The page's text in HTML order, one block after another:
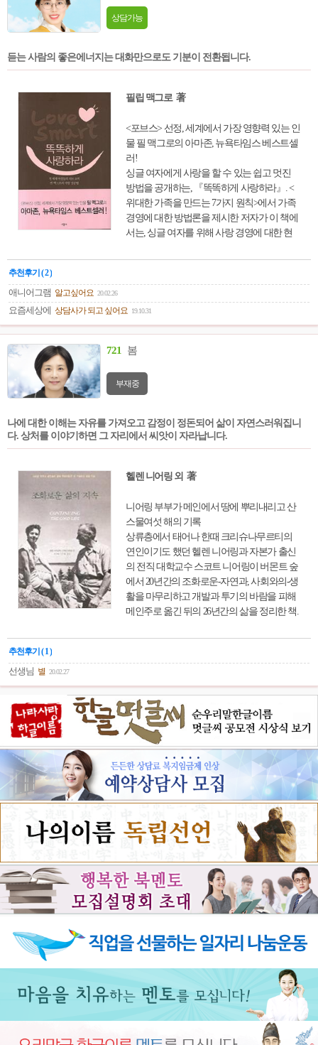
상담가능
듣는 사람의 좋은에너지는 대화만으로도 기분이 전환됩니다.
필립 맥그로 著
<포브스> 선정, 세계에서 가장 영향력 있는 인
물 필 맥그로의 아마존, 뉴욕타임스 베스트셀
러!
싱글 여자에게 사랑을 할 수 있는 쉽고 멋진
방법을 공개하는, 『똑똑하게 사랑하라』. <
위대한 가족을 만드는 7가지 원칙>에서 가족
경영에 대한 방법론을 제시한 저자가 이 책에
서는, 싱글 여자를 위해 사랑 경영에 대한 현
히 '함께 있다는 것'만으로는 만족하지 않는다.
랑이 쉬어야 한다. 하지만 현실에서의 사랑은
어렵기만 하다. 저자는 이처럼 사랑 때문에 고
민하고 있는 싱글 여자에게 날카로운 충고를
던지고 있다. 아울러 우리에게 자신을 바꿀 의
우리가 자신을 먼저 사랑해야 남자도 우리를
사랑함을 역설한다. 이 책은 변명만 늘어놓으
으로 시작한다. 저자는 남자의 관점에서 여자
의 사랑 방법에 대한 조언을 흥미롭게 풀어놓
다. 또한 남자가 여자한테 공개하지 않는 그들
행동을 분석하는 방법 등도 알려준다. 이처럼
이 책은 사랑에 서툰 우리에게 자신감을 심어
주고 있다.
추천후기 ( 2 )
애니어그램 알고싶어요 20.02.26
요즘세상에 상담사가 되고 싶어요 19.10.31
721 봄
부재중
나에 대한 이해는 자유를 가져오고 감정이 정돈되어 삶이 자연스러워집니
다. 상처를 이야기하면 그 자리에서 씨앗이 자라납니다.
헬렌 니어링 외 著
니어링 부부가 메인에서 땅에 뿌리내리고 산
스물여섯 해의 기록
상류층에서 태어나 한때 크리슈나무르티의
연인이기도 했던 헬렌 니어링과 자본가 출신
의 전직 대학교수 스코트 니어링이 버몬트 숲
에서 20년간의 조화로운-자연과, 사회와의-생
활을 마무리하고 개발과 투기의 바람을 피해
메인주로 옮긴 뒤의 26년간의 삶을 정리한 책.
수 있겠지만, 도시에서 메말라가는 현대인에
추천후기 ( 1 )
선생님 별 20.02.27